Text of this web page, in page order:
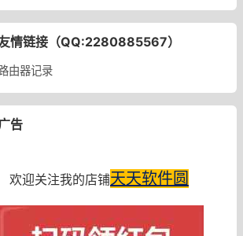
情链接（QQ:2280885567）
由器记录
告
欢迎关注我的店铺天天软件圆